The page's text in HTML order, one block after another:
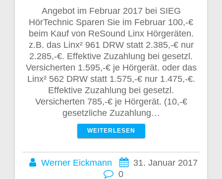
Angebot im Februar 2017 bei SIEG
HörTechnic Sparen Sie im Februar 100,-€
beim Kauf von ReSound Linx Hörgeräten.
z.B. das Linx² 961 DRW statt 2.385,-€ nur
2.285,-€. Effektive Zuzahlung bei gesetzl.
Versicherten 1.595,-€ je Hörgerät. oder das
Linx² 562 DRW statt 1.575,-€ nur 1.475,-€.
Effektive Zuzahlung bei gesetzl.
Versicherten 785,-€ je Hörgerät. (10,-€
gesetzliche Zuzahlung…
WEITERLESEN
Werner Eickmann
31. Januar 2017
0